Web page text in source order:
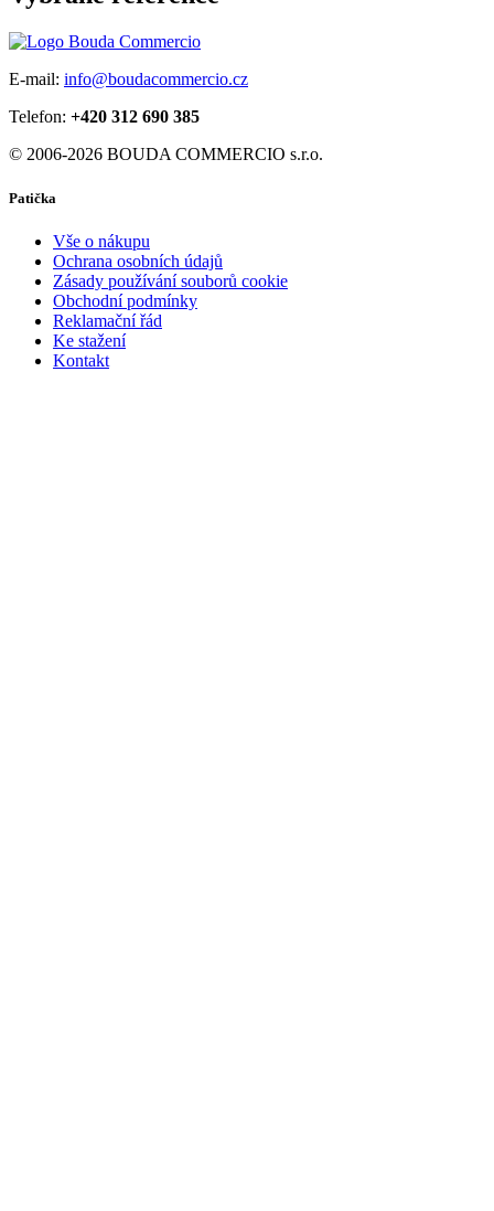
E-mail: info@boudacommercio.cz
Telefon: +420 312 690 385
© 2006-2026 BOUDA COMMERCIO s.r.o.
Patička
Vše o nákupu
Ochrana osobních údajů
Zásady používání souborů cookie
Obchodní podmínky
Reklamační řád
Ke stažení
Kontakt